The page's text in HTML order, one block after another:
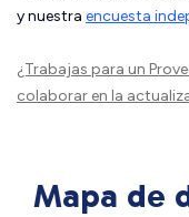
y nuestra encuesta
¿Trabajas para un
colaborar en la
Mapa de